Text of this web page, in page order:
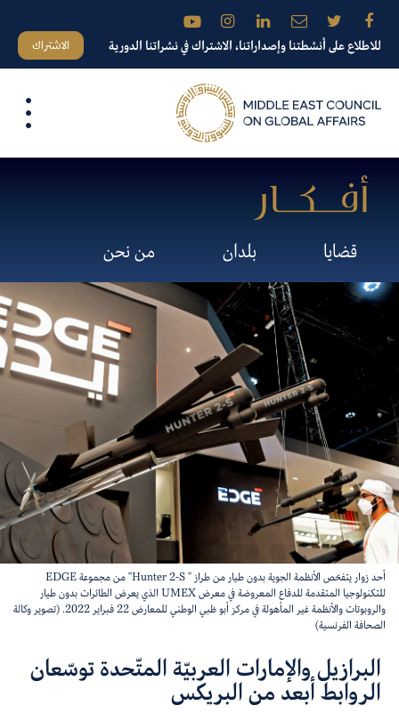
للاطلاع على أنشطتنا وإصداراتنا، الاشتراك في نشراتنا الدورية الاشتراك
قضايا بلدان من نحن
أحد زوار يتفحّص الأنظمة الجوية بدون طيار من طراز " Hunter 2-S" من مجموعة EDGE
للتكنولوجيا المتقدمة للدفاع المعروضة في معرض UMEX الذي يعرض الطائرات بدون طيار
والروبوتات والأنظمة غير المأهولة في مركز أبو ظبي الوطني للمعارض 22 فبراير 2022. (تصوير وكالة
الصحافة الفرنسية)
البرازيل والإمارات العربيّة المتّحدة توسّعان
الروابط أبعد من البريكس